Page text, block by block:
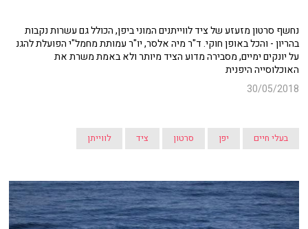
נחשף סרטון מזעזע של ציד לווייתנים המוני ביפן, הכולל גם עשרות נקבות
בהריון - והכל באופן חוקי. ד"ר מיה אלסר, יו"ר עמותת מחמל"י הפועלת להגנ
על יונקים ימיים, מסבירה מדוע הציד מיותר ולא באמת משרת את
האוכלוסייה היפנית
30/05/2018
בעלי חיים יפן סרטון ציד לווייתן